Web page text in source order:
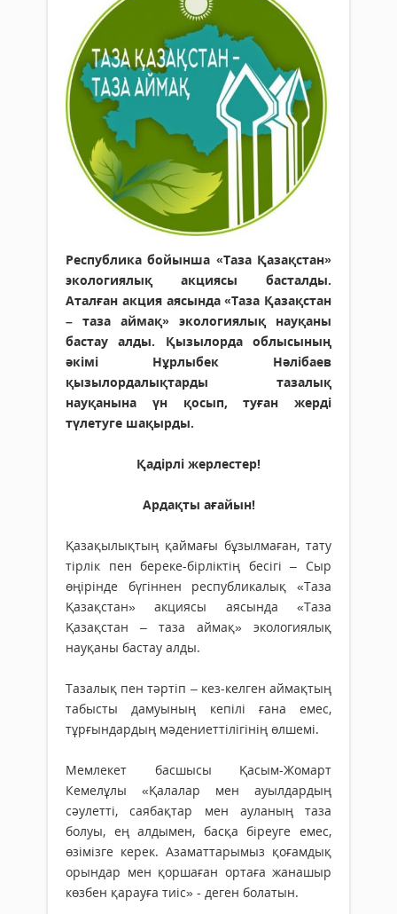
Республика бойынша «Таза Қазақстан»
экологиялық акциясы басталды.
Аталған акция аясында «Таза Қазақстан
– таза аймақ» экологиялық науқаны
бастау алды. Қызылорда облысының
әкімі Нұрлыбек Нәлібаев
қызылордалықтарды тазалық
науқанына үн қосып, туған жерді
түлетуге шақырды.
Қадірлі жерлестер!
Ардақты ағайын!
Қазақылықтың қаймағы бұзылмаған, тату
тірлік пен береке-бірліктің бесігі – Сыр
өңірінде бүгіннен республикалық «Таза
Қазақстан» акциясы аясында «Таза
Қазақстан – таза аймақ» экологиялық
науқаны бастау алды.
Тазалық пен тәртіп – кез-келген аймақтың
табысты дамуының кепілі ғана емес,
тұрғындардың мәдениеттілігінің өлшемі.
Мемлекет басшысы Қасым-Жомарт
Кемелұлы «Қалалар мен ауылдардың
сәулетті, саябақтар мен ауланың таза
болуы, ең алдымен, басқа біреуге емес,
өзімізге керек. Азаматтарымыз қоғамдық
орындар мен қоршаған ортаға жанашыр
көзбен қарауға тиіс» - деген болатын.